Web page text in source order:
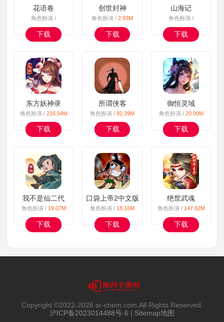
花语卷
角色扮演 /
下载
创世封神
角色扮演 /2.93M
下载
山海记
角色扮演 /
下载
东方妖神录
角色扮演 / 216.54M
下载
所谓侠客
角色扮演 /82.39M
下载
御恒灵域
角色扮演 / 20.00M
下载
我不是仙二代
角色扮演 / 19.07M
下载
口袋上帝2中文版
角色扮演 / 18.16M
下载
绝世武魂
角色扮演 / 147.62M
下载
Copyright ©2022-2026 sr-chem.com.All Rights Reserved.
沪ICP备2023014488号-6 | Sitemap地图